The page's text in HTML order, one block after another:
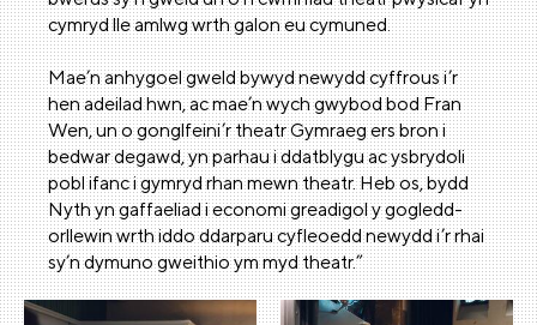
cymryd lle amlwg wrth galon eu cymuned.
Mae’n anhygoel gweld bywyd newydd cyffrous i’r
hen adeilad hwn, ac mae’n wych gwybod bod Fran
Wen, un o gonglfeini’r theatr Gymraeg ers bron i
bedwar degawd, yn parhau i ddatblygu ac ysbrydoli
pobl ifanc i gymryd rhan mewn theatr. Heb os, bydd
Nyth yn gaffaeliad i economi greadigol y gogledd-
orllewin wrth iddo ddarparu cyfleoedd newydd i’r rhai
sy’n dymuno gweithio ym myd theatr.”